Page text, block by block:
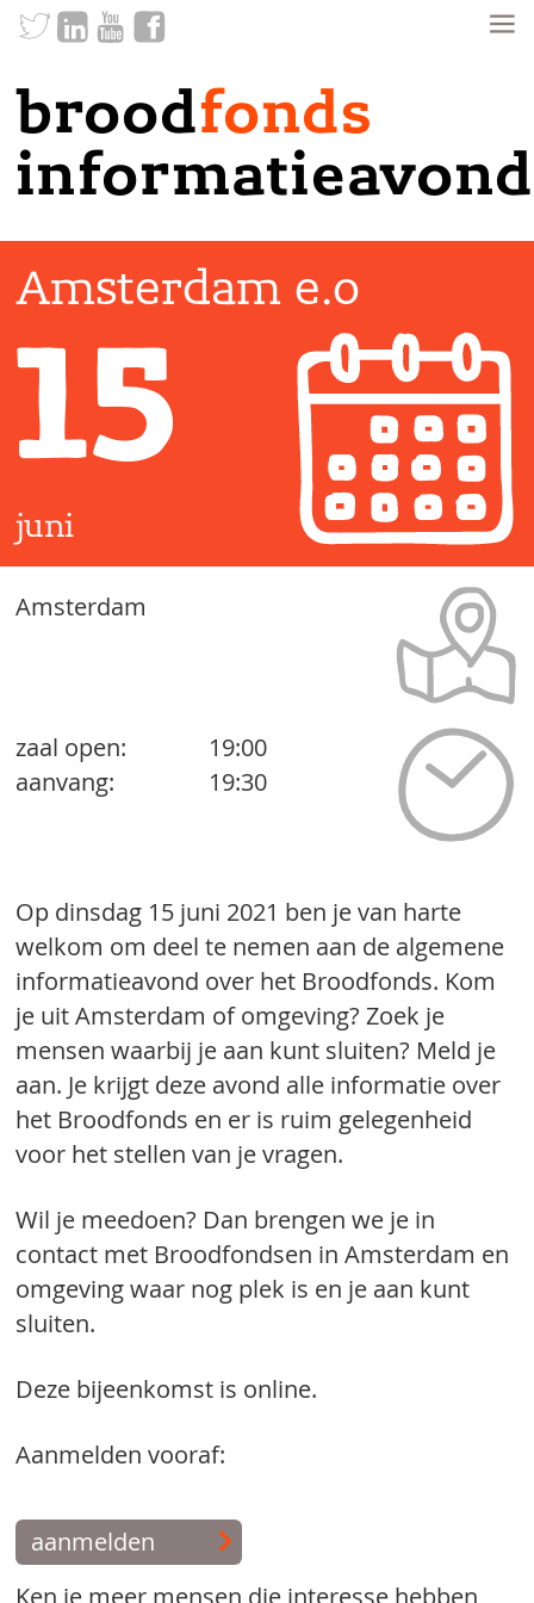
broodfonds
informatieavond
Amsterdam e.o
15
juni
Amsterdam
zaal open:
19:00
aanvang:
19:30
Op dinsdag 15 juni 2021 ben je van harte
welkom om deel te nemen aan de algemene
informatieavond over het Broodfonds. Kom
je uit Amsterdam of omgeving? Zoek je
mensen waarbij je aan kunt sluiten? Meld je
aan. Je krijgt deze avond alle informatie over
het Broodfonds en er is ruim gelegenheid
voor het stellen van je vragen.
Wil je meedoen? Dan brengen we je in
contact met Broodfondsen in Amsterdam en
omgeving waar nog plek is en je aan kunt
sluiten.
Deze bijeenkomst is online.
Aanmelden vooraf:
aanmelden